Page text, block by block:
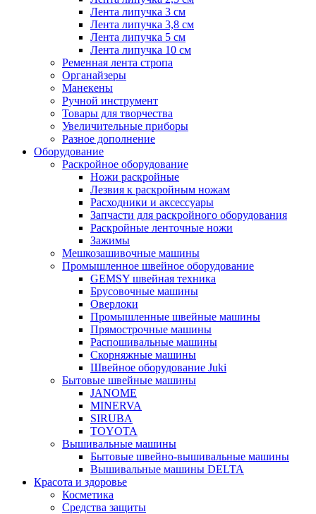
Лента липучка 3 см
Лента липучка 3,8 см
Лента липучка 5 см
Лента липучка 10 см
Ременная лента стропа
Органайзеры
Манекены
Ручной инструмент
Товары для творчества
Увеличительные приборы
Разное дополнение
Оборудование
Раскройное оборудование
Ножи раскройные
Лезвия к раскройным ножам
Расходники и аксессуары
Запчасти для раскройного оборудования
Раскройные ленточные ножи
Зажимы
Мешкозашивочные машины
Промышленное швейное оборудование
GEMSY швейная техника
Брусовочные машины
Оверлоки
Промышленные швейные машины
Прямострочные машины
Распошивальные машины
Скорняжные машины
Швейное оборудование Juki
Бытовые швейные машины
JANOME
MINERVA
SIRUBA
TOYOTA
Вышивальные машины
Бытовые швейно-вышивальные машины
Вышивальные машины DELTA
Красота и здоровье
Косметика
Средства защиты